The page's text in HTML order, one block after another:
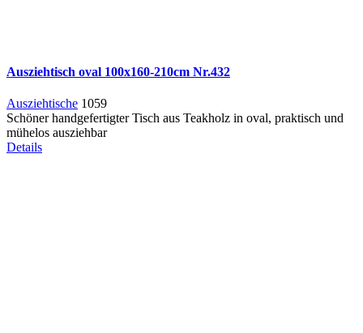
Ausziehtisch oval 100x160-210cm Nr.432
Ausziehtische 1059
Schöner handgefertigter Tisch aus Teakholz in oval, praktisch und
mühelos ausziehbar
Details